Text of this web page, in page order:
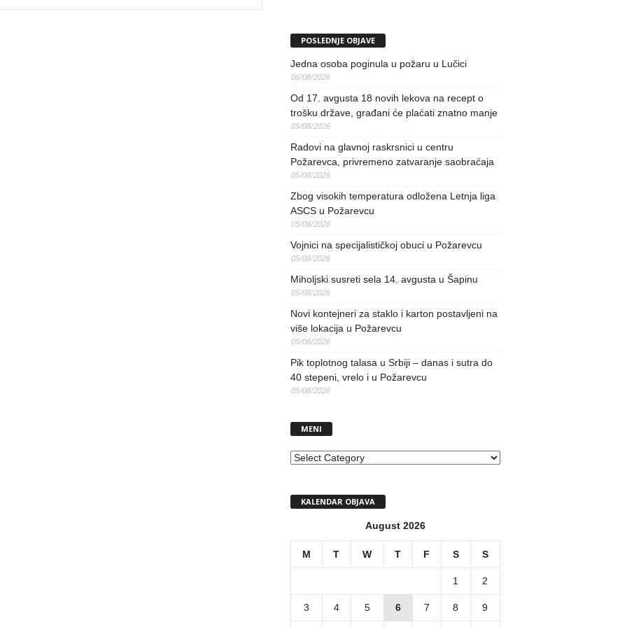
POSLEDNJE OBJAVE
Jedna osoba poginula u požaru u Lučici
06/08/2026
Od 17. avgusta 18 novih lekova na recept o
trošku države, građani će plaćati znatno manje
05/08/2026
Radovi na glavnoj raskrsnici u centru
Požarevca, privremeno zatvaranje saobraćaja
05/08/2026
Zbog visokih temperatura odložena Letnja liga
ASCS u Požarevcu
05/08/2026
Vojnici na specijalističkoj obuci u Požarevcu
05/08/2026
Miholjski susreti sela 14. avgusta u Šapinu
05/08/2026
Novi kontejneri za staklo i karton postavljeni na
više lokacija u Požarevcu
05/08/2026
Pik toplotnog talasa u Srbiji – danas i sutra do
40 stepeni, vrelo i u Požarevcu
05/08/2026
MENI
MENI
KALENDAR OBJAVA
August 2026
M T W T F S S
1 2
3 4 5 6 7 8 9